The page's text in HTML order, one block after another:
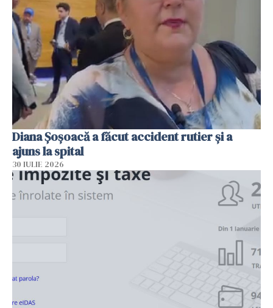
Diana Șoșoacă a făcut accident rutier și a
ajuns la spital
30 IULIE 2026